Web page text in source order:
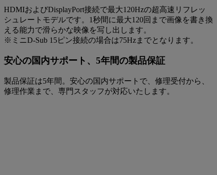
HDMIおよびDisplayPort接続で最大120Hzの超高速リフレッ
シュレートモデルです。1秒間に最大120回まで画像を書き換
える能力で滑らかな映像を写し出します。
※ミニD-Sub 15ピン接続の場合は75Hzまでとなります。
安心の国内サポート、5年間の製品保証
製品保証は5年間。安心の国内サポートで、修理受付から、
修理作業まで、専門スタッフが対応いたします。